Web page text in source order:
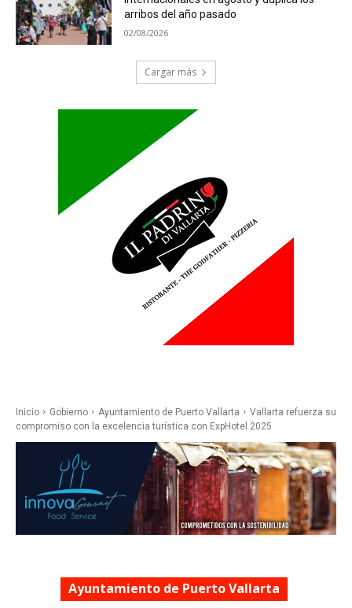
arribos del año pasado
02/08/2026
Cargar más